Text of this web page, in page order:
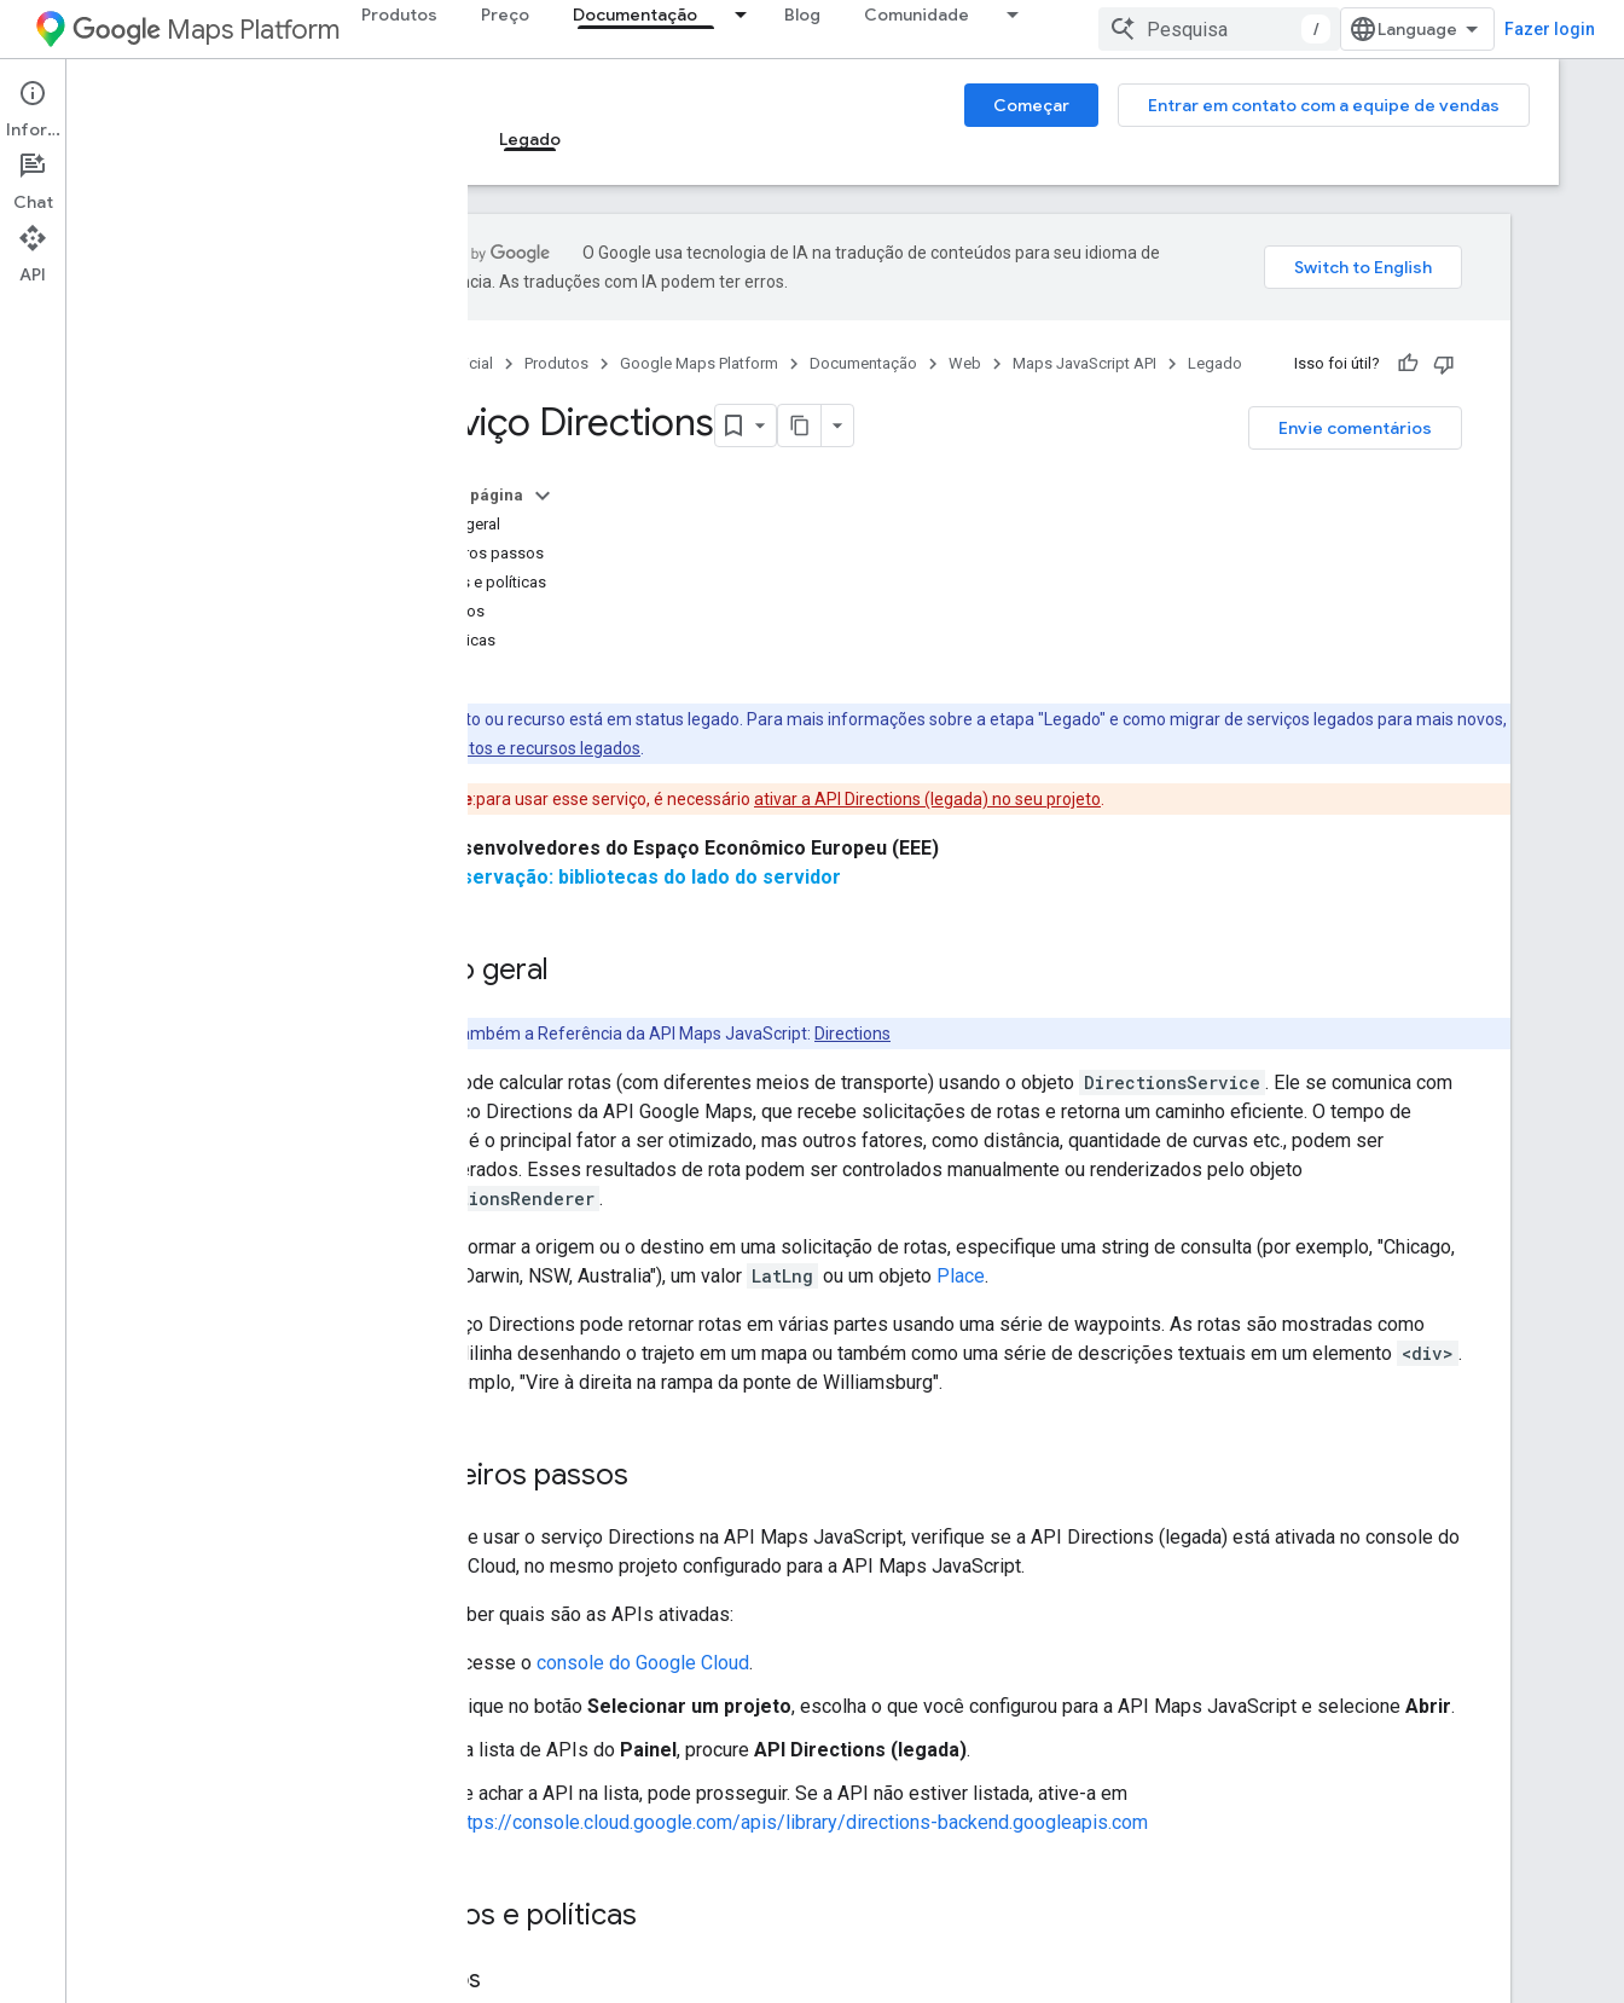
Maps Platform Produtos Preço Documentação Blog Comunidade
/ Fazer login
Web Começar
Entrar em contato com a equipe de vendas
Guias
Legado
O Google usa tecnologia de IA na tradução de conteúdos para seu idioma de
preferência. As traduções com IA podem ter erros.
Página inicial Produtos Google Maps Platform Documentação Web Maps JavaScript API Legado Isso foi útil?
Envie comentários
Serviço Directions
Nesta página
Visão geral
Primeiros passos
Preços e políticas
Preços
Políticas
Este produto ou recurso está em status legado. Para mais informações sobre a etapa "Legado" e como migrar de serviços legados para mais novos,
Produtos e recursos legados
Importante:para usar esse serviço, é necessário ativar a API Directions (legada) no seu projeto
Desenvolvedores do Espaço Econômico Europeu (EEE)
Observação: bibliotecas do lado do servidor
Visão geral
Consulte também a Referência da API Maps JavaScript: Directions
Você pode calcular rotas (com diferentes meios de transporte) usando o objeto DirectionsService . Ele se comunica com
o serviço Directions da API Google Maps, que recebe solicitações de rotas e retorna um caminho eficiente. O tempo de
viagem é o principal fator a ser otimizado, mas outros fatores, como distância, quantidade de curvas etc., podem ser
considerados. Esses resultados de rota podem ser controlados manualmente ou renderizados pelo objeto
DirectionsRenderer .
Para informar a origem ou o destino em uma solicitação de rotas, especifique uma string de consulta (por exemplo, "Chicago,
IL" ou "Darwin, NSW, Australia"), um valor LatLng ou um objeto Place.
O serviço Directions pode retornar rotas em várias partes usando uma série de waypoints. As rotas são mostradas como
uma polilinha desenhando o trajeto em um mapa ou também como uma série de descrições textuais em um elemento <div> .
Por exemplo, "Vire à direita na rampa da ponte de Williamsburg".
Primeiros passos
Antes de usar o serviço Directions na API Maps JavaScript, verifique se a API Directions (legada) está ativada no console do
Google Cloud, no mesmo projeto configurado para a API Maps JavaScript.
Para saber quais são as APIs ativadas:
Acesse o console do Google Cloud.
Clique no botão Selecionar um projeto, escolha o que você configurou para a API Maps JavaScript e selecione Abrir.
Na lista de APIs do Painel, procure API Directions (legada).
Se achar a API na lista, pode prosseguir. Se a API não estiver listada, ative-a em
https://console.cloud.google.com/apis/library/directions-backend.googleapis.com
Preços e políticas
Preços
Informações
Chat
API